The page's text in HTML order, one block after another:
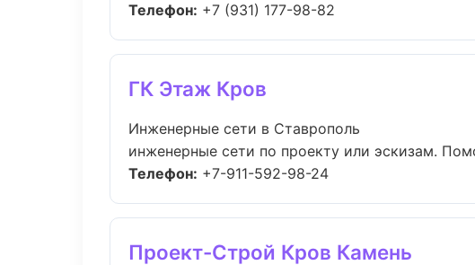
Телефон: +7 (931) 177-98-82
ГК Этаж Кров
Инженерные сети в Ставрополь
инженерные сети по проекту или эскизам.
Телефон: +7-911-592-98-24
Проект-Строй Кров Камень